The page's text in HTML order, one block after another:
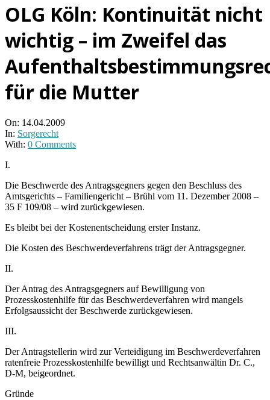
OLG Köln: Kontinuität nicht
wichtig – im Zweifel das
für die Mutter
On: 14.04.2009
In: Sorgerecht
With: 0 Comments
I.
Die Beschwerde des Antragsgegners gegen den Beschluss des
Amtsgerichts – Familiengericht – Brühl vom 11. Dezember 2008 –
35 F 109/08 – wird zurückgewiesen.
Es bleibt bei der Kostenentscheidung erster Instanz.
Die Kosten des Beschwerdeverfahrens trägt der Antragsgegner.
II.
Der Antrag des Antragsgegners auf Bewilligung von
Prozesskostenhilfe für das Beschwerdeverfahren wird mangels
Erfolgsaussicht der Beschwerde zurückgewiesen.
III.
Der Antragstellerin wird zur Verteidigung im Beschwerdeverfahren
ratenfreie Prozesskostenhilfe bewilligt und Rechtsanwältin Dr. C.,
D-M, beigeordnet.
Gründe